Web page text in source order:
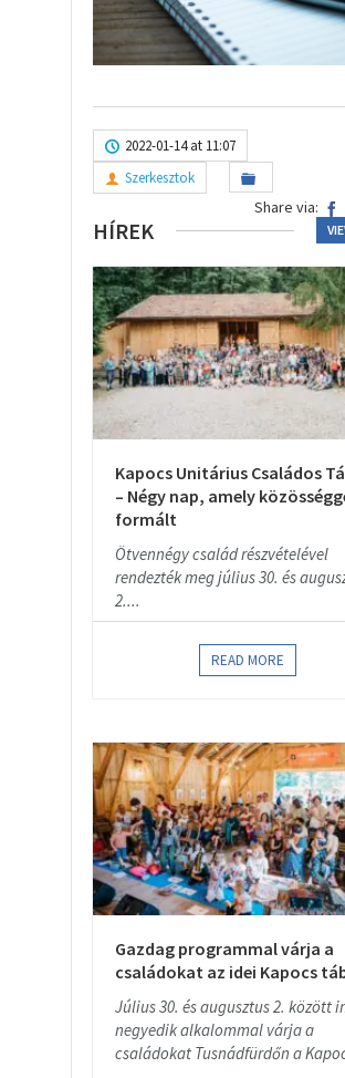
2022-01-14 at 11:07
Szerkesztok
Share via:
HÍREK
Kapocs Unitárius Családos
– Négy nap, amely
formált
Ötvennégy család részvételével
rendezték meg július 30. és
2....
READ MORE
Gazdag programmal várja a
családokat az idei Kapocs
Július 30. és augusztus 2. között
negyedik alkalommal várja a
családokat Tusnádfürdőn a